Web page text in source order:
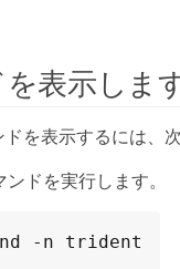
表示しま
を表示するには、
ドを実行します。
-n trident